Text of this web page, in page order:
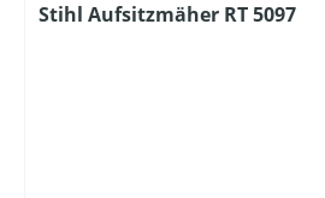
Stihl Aufsitzmäher RT 5097